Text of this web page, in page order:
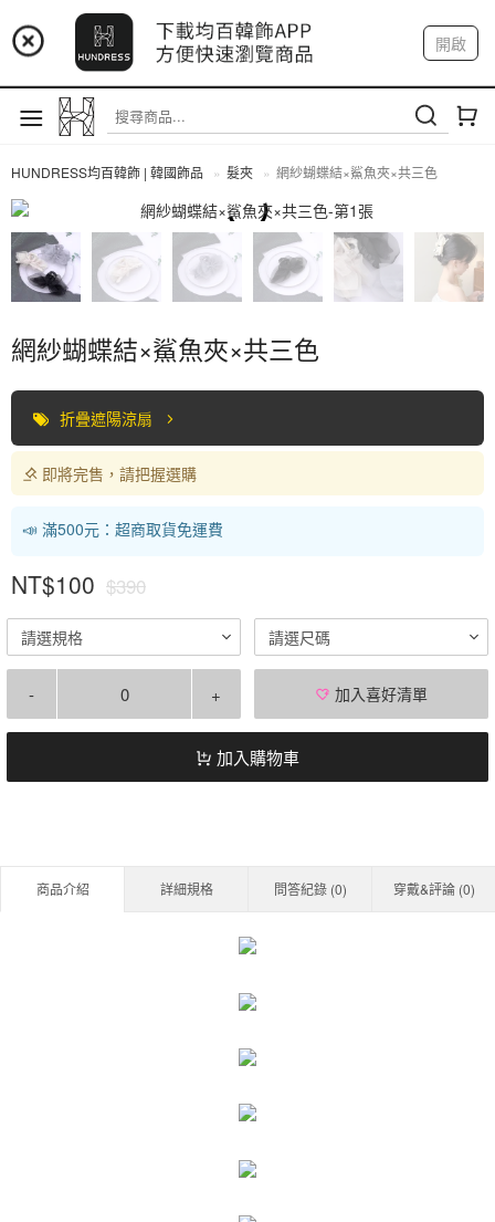
📢 市集預告：9/4-9/6 淡水捷運站
📢 市集預告：9/12-9/13 八里海巡基地
📢 市集預告：8/22-8/23 桃園青埔置地廣場
開啟
註冊 我的帳戶
HUNDRESS均百韓飾 | 韓國飾品 髮夾 網紗蝴蝶結×鯊魚夾×共三色
網紗蝴蝶結×鯊魚夾×共三色
折疊遮陽涼扇
即將完售，請把握選購
📣 滿500元：超商取貨免運費
NT$100 $390
請選規格 請選尺碼
- + 加入喜好清單
加入購物車
商品介紹 詳細規格 問答紀錄 (0) 穿戴&評論 (0)